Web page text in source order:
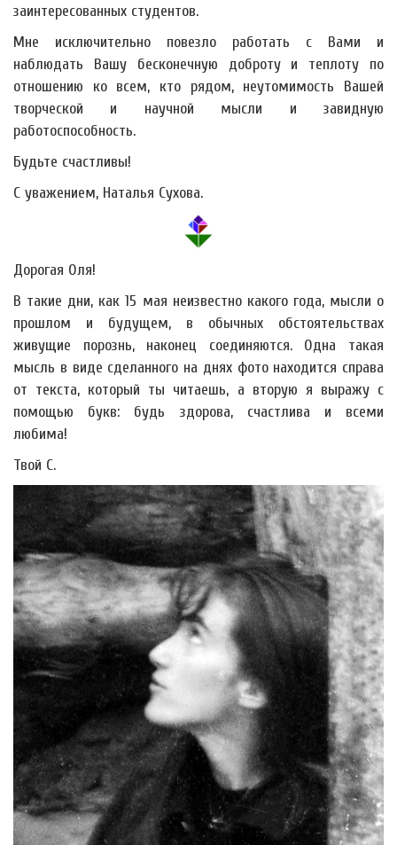
заинтересованных студентов.
Мне исключительно повезло работать с Вами и
наблюдать Вашу бесконечную доброту и теплоту по
отношению ко всем, кто рядом, неутомимость Вашей
творческой и научной мысли и завидную
работоспособность.
Будьте счастливы!
С уважением, Наталья Сухова.
Дорогая Оля!
В такие дни, как 15 мая неизвестно какого года, мысли о
прошлом и будущем, в обычных обстоятельствах
живущие порознь, наконец соединяются. Одна такая
мысль в виде сделанного на днях фото находится справа
от текста, который ты читаешь, а вторую я выражу с
помощью букв: будь здорова, счастлива и всеми
любима!
Твой С.